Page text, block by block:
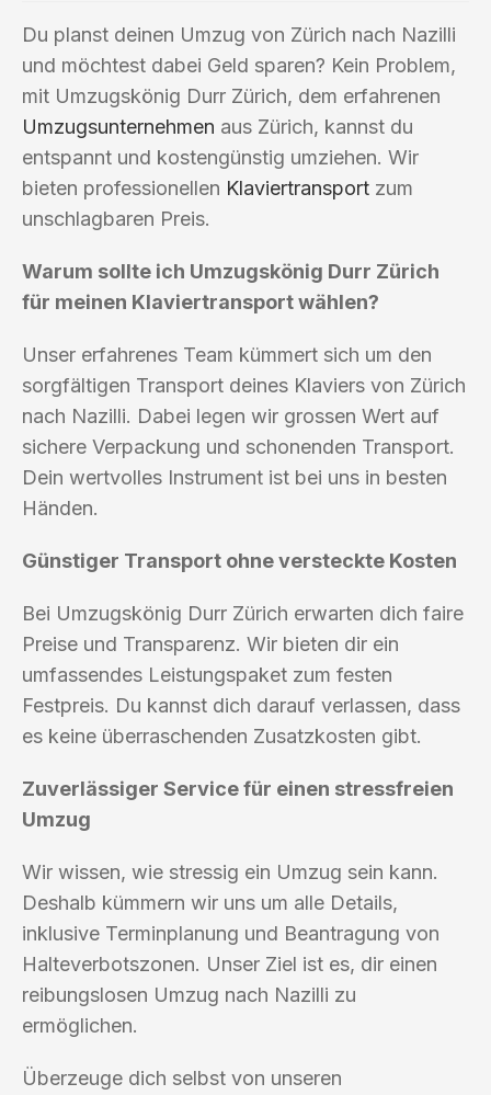
Du planst deinen Umzug von Zürich nach Nazilli
und möchtest dabei Geld sparen? Kein Problem,
mit Umzugskönig Durr Zürich, dem erfahrenen
Umzugsunternehmen aus Zürich, kannst du
entspannt und kostengünstig umziehen. Wir
bieten professionellen Klaviertransport zum
unschlagbaren Preis.
Warum sollte ich Umzugskönig Durr Zürich
für meinen Klaviertransport wählen?
Unser erfahrenes Team kümmert sich um den
sorgfältigen Transport deines Klaviers von Zürich
nach Nazilli. Dabei legen wir grossen Wert auf
sichere Verpackung und schonenden Transport.
Dein wertvolles Instrument ist bei uns in besten
Händen.
Günstiger Transport ohne versteckte Kosten
Bei Umzugskönig Durr Zürich erwarten dich faire
Preise und Transparenz. Wir bieten dir ein
umfassendes Leistungspaket zum festen
Festpreis. Du kannst dich darauf verlassen, dass
es keine überraschenden Zusatzkosten gibt.
Zuverlässiger Service für einen stressfreien
Umzug
Wir wissen, wie stressig ein Umzug sein kann.
Deshalb kümmern wir uns um alle Details,
inklusive Terminplanung und Beantragung von
Halteverbotszonen. Unser Ziel ist es, dir einen
reibungslosen Umzug nach Nazilli zu
ermöglichen.
Überzeuge dich selbst von unseren